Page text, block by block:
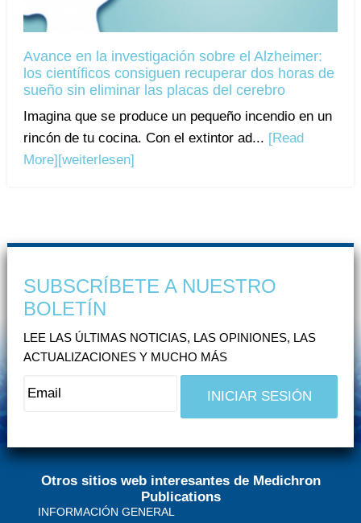
Avance en la investigación sobre el Alzheimer:
los científicos consiguen recuperar dos horas de
sueño sin eliminar las placas del cerebro
Imagina que se produce un pequeño incendio en un
rincón de tu cocina. Con el extintor ad... [Read
More][weiterlesen]
SUBSCRÍBETE A NUESTRO
BOLETÍN
LEE LAS ÚLTIMAS NOTICIAS, LAS OPINIONES, LAS
ACTUALIZACIONES Y MUCHO MÁS
Otros sitios web interesantes de Medichron
Publications
INFORMACIÓN GENERAL